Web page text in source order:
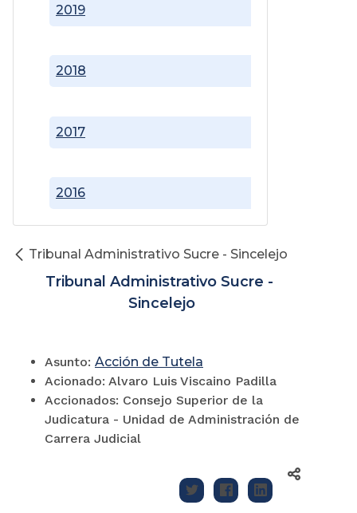
2016
2017
2018
2019
Tribunal Administrativo Sucre - Sincelejo
Tribunal Administrativo Sucre -
Sincelejo
Asunto: Acción de Tutela
Acionado: Alvaro Luis Viscaino Padilla
Accionados: Consejo Superior de la
Judicatura - Unidad de Administración de
Carrera Judicial